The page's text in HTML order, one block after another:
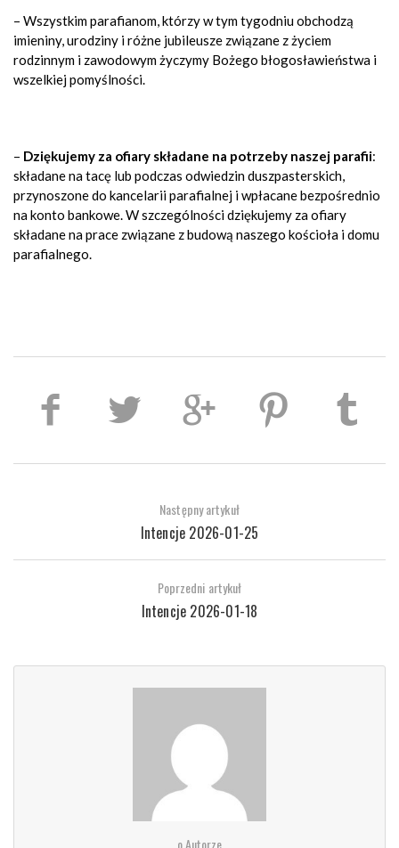
– Wszystkim parafianom, którzy w tym tygodniu obchodzą
imieniny, urodziny i różne jubileusze związane z życiem
rodzinnym i zawodowym życzymy Bożego błogosławieństwa i
wszelkiej pomyślności.
– Dziękujemy za ofiary składane na potrzeby naszej parafii:
składane na tacę lub podczas odwiedzin duszpasterskich,
przynoszone do kancelarii parafialnej i wpłacane bezpośrednio
na konto bankowe. W szczególności dziękujemy za ofiary
składane na prace związane z budową naszego kościoła i domu
parafialnego.
Następny artykuł
Intencje 2026-01-25
Poprzedni artykuł
Intencje 2026-01-18
o Autorze